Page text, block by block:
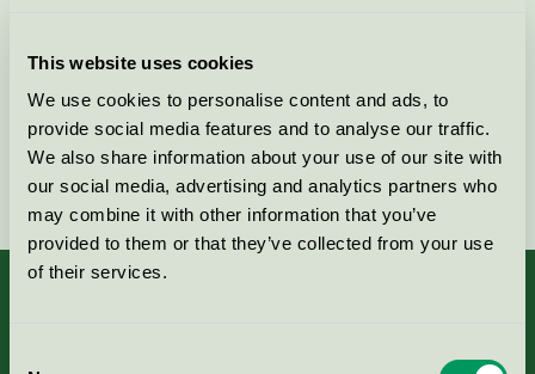
This website uses cookies
We use cookies to personalise content and ads, to
provide social media features and to analyse our traffic.
We also share information about your use of our site with
our social media, advertising and analytics partners who
may combine it with other information that you’ve
provided to them or that they’ve collected from your use
of their services.
Kontakta oss på08-55 55 24 00